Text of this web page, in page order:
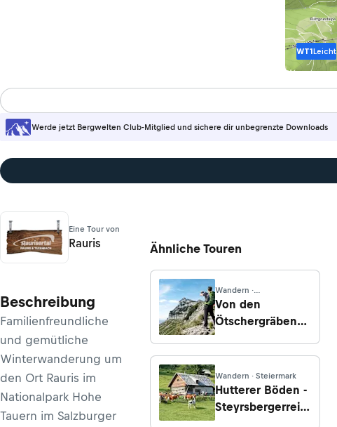
WT1Leicht
Werde jetzt Bergwelten Club-Mitglied und sichere dir unbegrenzte Downloads
Eine Tour von
Rauris
Beschreibung
Familienfreundliche
und gemütliche
Winterwanderung um
den Ort Rauris im
Nationalpark Hohe
Tauern im Salzburger
Ähnliche Touren
Wandern ·
Niederösterreich
Von den
Ötschergräben
Gemeindealpe
Wandern · Steiermark
Hutterer Böden -
Steyrsbergerreith